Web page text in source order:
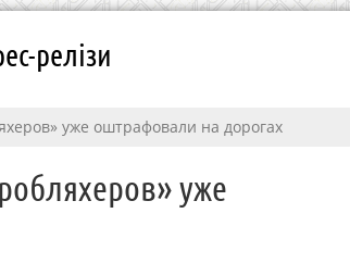
релізи
уже оштрафовали на дорогах
уже